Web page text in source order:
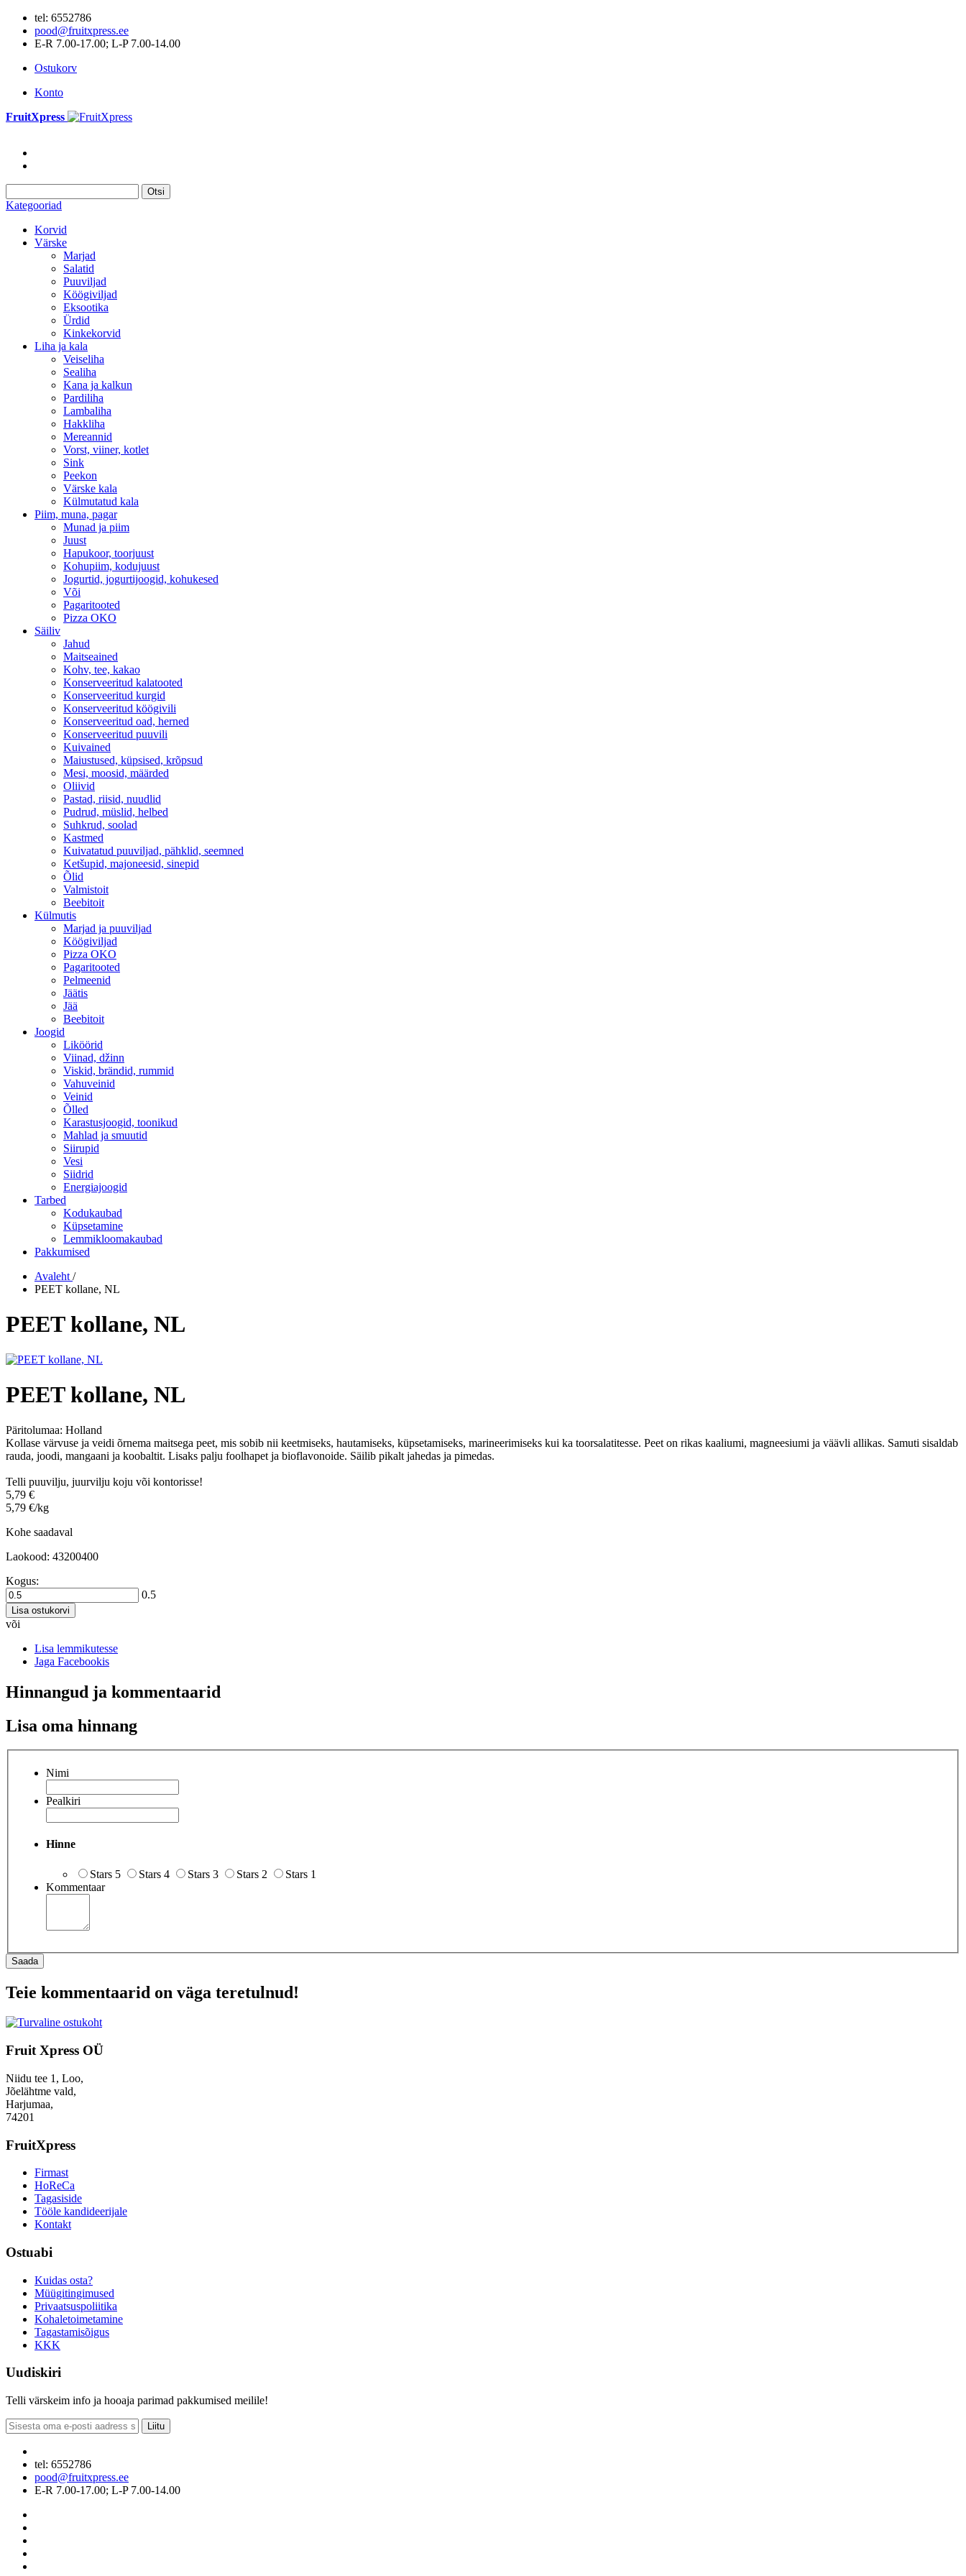
tel: 6552786
pood@fruitxpress.ee
E-R 7.00-17.00; L-P 7.00-14.00
Ostukorv
Konto
FruitXpress
Otsi
Kategooriad
Korvid
Värske
Marjad
Salatid
Puuviljad
Köögiviljad
Eksootika
Ürdid
Kinkekorvid
Liha ja kala
Veiseliha
Sealiha
Kana ja kalkun
Pardiliha
Lambaliha
Hakkliha
Mereannid
Vorst, viiner, kotlet
Sink
Peekon
Värske kala
Külmutatud kala
Piim, muna, pagar
Munad ja piim
Juust
Hapukoor, toorjuust
Kohupiim, kodujuust
Jogurtid, jogurtijoogid, kohukesed
Või
Pagaritooted
Pizza OKO
Säiliv
Jahud
Maitseained
Kohv, tee, kakao
Konserveeritud kalatooted
Konserveeritud kurgid
Konserveeritud köögivili
Konserveeritud oad, herned
Konserveeritud puuvili
Kuivained
Maiustused, küpsised, krõpsud
Mesi, moosid, määrded
Oliivid
Pastad, riisid, nuudlid
Pudrud, müslid, helbed
Suhkrud, soolad
Kastmed
Kuivatatud puuviljad, pähklid, seemned
Ketšupid, majoneesid, sinepid
Õlid
Valmistoit
Beebitoit
Külmutis
Marjad ja puuviljad
Köögiviljad
Pizza OKO
Pagaritooted
Pelmeenid
Jäätis
Jää
Beebitoit
Joogid
Liköörid
Viinad, džinn
Viskid, brändid, rummid
Vahuveinid
Veinid
Õlled
Karastusjoogid, toonikud
Mahlad ja smuutid
Siirupid
Vesi
Siidrid
Energiajoogid
Tarbed
Kodukaubad
Küpsetamine
Lemmikloomakaubad
Pakkumised
Avaleht /
PEET kollane, NL
PEET kollane, NL
PEET kollane, NL
Päritolumaa: Holland
Kollase värvuse ja veidi õrnema maitsega peet, mis sobib nii keetmiseks, hautamiseks, küpsetamiseks, marineerimiseks kui ka toorsalatitesse. Peet on rikas kaaliumi, magneesiumi ja väävli allikas. Samuti sisaldab
rauda, joodi, mangaani ja koobaltit. Lisaks palju foolhapet ja bioflavonoide. Säilib pikalt jahedas ja pimedas.
Telli puuvilju, juurvilju koju või kontorisse!
5,79 €
5,79 €/kg
Kohe saadaval
Laokood: 43200400
Kogus:
0.5
Lisa ostukorvi
või
Lisa lemmikutesse
Jaga Facebookis
Hinnangud ja kommentaarid
Lisa oma hinnang
Nimi
Pealkiri
Hinne
Stars 5 Stars 4 Stars 3 Stars 2
Stars 1
Kommentaar
Saada
Teie kommentaarid on väga teretulnud!
Fruit Xpress OÜ
Niidu tee 1, Loo,
Jõelähtme vald,
Harjumaa,
74201
FruitXpress
Firmast
HoReCa
Tagasiside
Tööle kandideerijale
Kontakt
Ostuabi
Kuidas osta?
Müügitingimused
Privaatsuspoliitika
Kohaletoimetamine
Tagastamisõigus
KKK
Uudiskiri
Telli värskeim info ja hooaja parimad pakkumised meilile!
Liitu
tel: 6552786
pood@fruitxpress.ee
E-R 7.00-17.00; L-P 7.00-14.00